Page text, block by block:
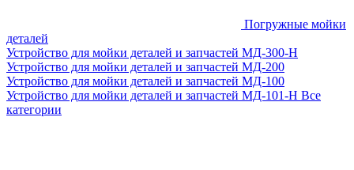
Погружные мойки
деталей
Устройство для мойки деталей и запчастей МД-300-H
Устройство для мойки деталей и запчастей МД-200
Устройство для мойки деталей и запчастей МД-100
Устройство для мойки деталей и запчастей МД-101-Н Все
категории